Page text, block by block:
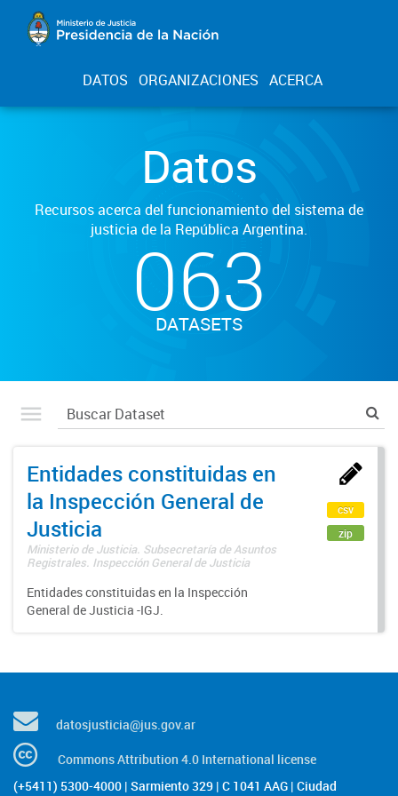
DATOS ORGANIZACIONES ACERCA
Datos
Recursos acerca del funcionamiento del sistema de
justicia de la República Argentina.
063
DATASETS
Entidades constituidas en
la Inspección General de
Justicia
Ministerio de Justicia. Subsecretaría de Asuntos
Registrales. Inspección General de Justicia
Entidades constituidas en la Inspección
General de Justicia -IGJ.
csv
zip
datosjusticia@jus.gov.ar
Commons Attribution 4.0 International license
(+5411) 5300-4000 | Sarmiento 329 | C 1041 AAG | Ciudad